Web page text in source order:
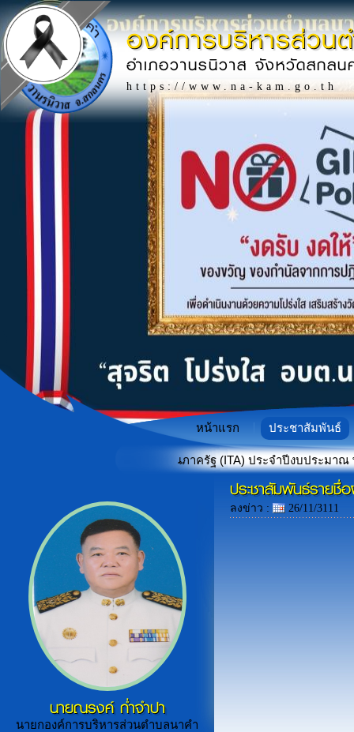
องค์การบริหารส่วน
อำเภอวานรนิวาส จังหวัดสกลน
https://www.na-kam.go.th
"เกราะป้องกันภัยไซเบอร์สำหรั
นงานของหน่วยงานภาครัฐ (ITA) ประจำปีงบประมาณ พ.ศ. 2569
หน้าแรก ประชาสัมพันธ์
นายณรงค์ ก่ำจำปา
นายกองค์การบริหารส่วนตำบลนาคำ
ประชาสัมพันธ์ราย
ลงข่าว : 26/11/3111